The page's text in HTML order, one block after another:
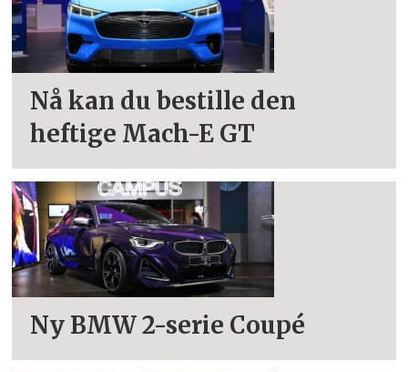
Nå kan du bestille den
heftige Mach-E GT
Ny BMW 2-serie Coupé